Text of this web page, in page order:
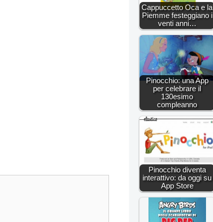
Cappuccetto Oca e la
Piemme festeggiano i
venti anni…
Pinocchio: una App
per celebrare il
130esimo
compleanno
Pinocchio diventa
interattivo: da oggi su
App Store